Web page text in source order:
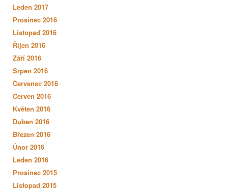
Leden 2017
Prosinec 2016
Listopad 2016
Říjen 2016
Září 2016
Srpen 2016
Červenec 2016
Červen 2016
Květen 2016
Duben 2016
Březen 2016
Únor 2016
Leden 2016
Prosinec 2015
Listopad 2015